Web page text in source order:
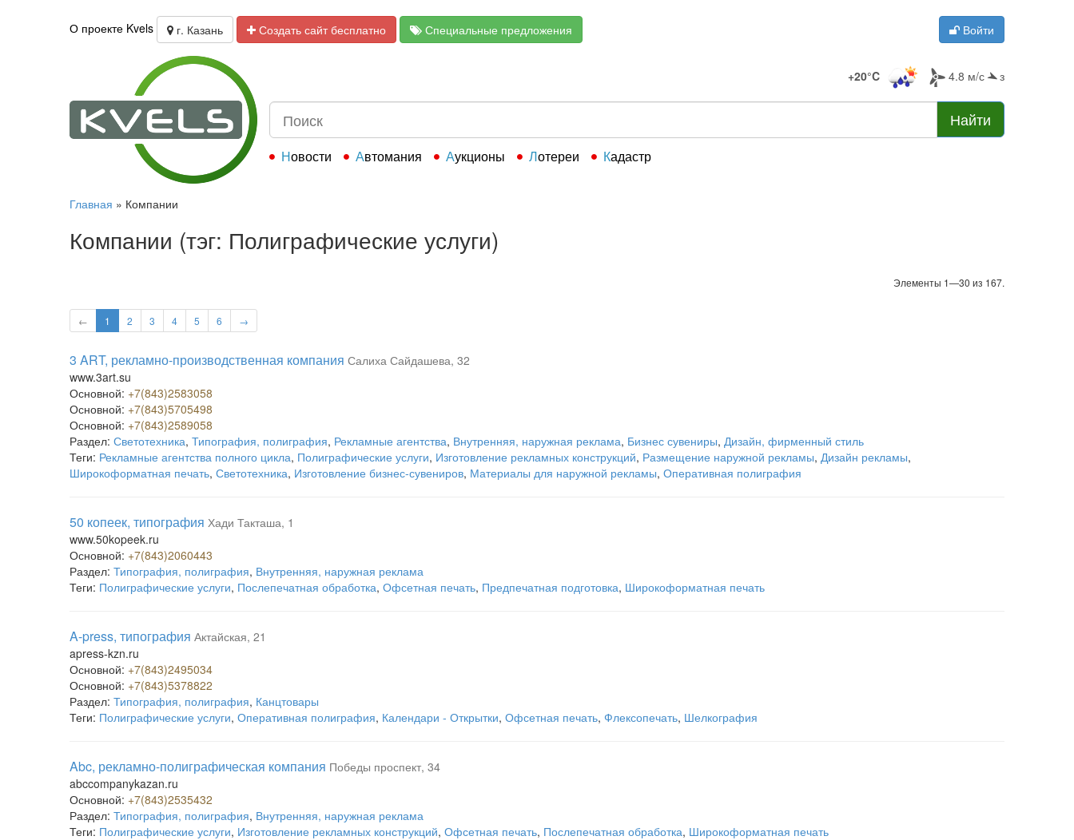
О проекте Kvels г. Казань Создать сайт бесплатно Специальные предложения Войти
+20°C 4.8 м/с з
Найти
Новости Автомания Аукционы Лотереи Кадастр
Главная » Компании
Компании (тэг: Полиграфические услуги)
Элементы 1—30 из 167.
← 1 2 3 4 5 6 →
3 ART, рекламно-производственная компания Салиха Сайдашева, 32
www.3art.su
Основной: +7(843)2583058
Основной: +7(843)5705498
Основной: +7(843)2589058
Раздел: Светотехника, Типография, полиграфия, Рекламные агентства, Внутренняя, наружная реклама, Бизнес сувениры, Дизайн, фирменный стиль
Теги: Рекламные агентства полного цикла, Полиграфические услуги, Изготовление рекламных конструкций, Размещение наружной рекламы, Дизайн рекламы,
Широкоформатная печать, Светотехника, Изготовление бизнес-сувениров, Материалы для наружной рекламы, Оперативная полиграфия
50 копеек, типография Хади Такташа, 1
www.50kopeek.ru
Основной: +7(843)2060443
Раздел: Типография, полиграфия, Внутренняя, наружная реклама
Теги: Полиграфические услуги, Послепечатная обработка, Офсетная печать, Предпечатная подготовка, Широкоформатная печать
A-press, типография Актайская, 21
apress-kzn.ru
Основной: +7(843)2495034
Основной: +7(843)5378822
Раздел: Типография, полиграфия, Канцтовары
Теги: Полиграфические услуги, Оперативная полиграфия, Календари - Открытки, Офсетная печать, Флексопечать, Шелкография
Abc, рекламно-полиграфическая компания Победы проспект, 34
abccompanykazan.ru
Основной: +7(843)2535432
Раздел: Типография, полиграфия, Внутренняя, наружная реклама
Теги: Полиграфические услуги, Изготовление рекламных конструкций, Офсетная печать, Послепечатная обработка, Широкоформатная печать